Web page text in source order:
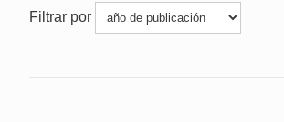
Filtrar por